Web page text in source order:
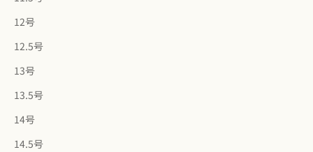
12号
12.5号
13号
13.5号
14号
14.5号